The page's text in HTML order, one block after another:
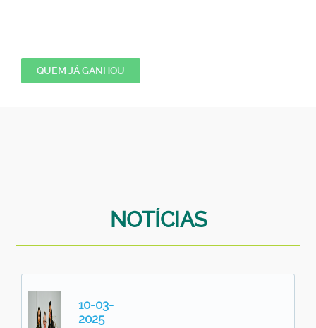
QUEM JÁ GANHOU
NOTÍCIAS
10-03-
2025